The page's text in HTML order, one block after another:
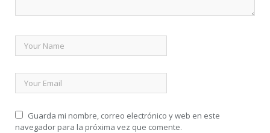
Guarda mi nombre, correo electrónico y web en este
navegador para la próxima vez que comente.